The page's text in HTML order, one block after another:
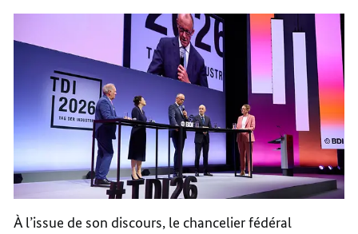
À l’issue de son discours, le chancelier fédéral